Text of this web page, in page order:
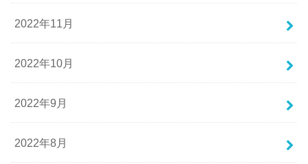
2022年11月
2022年10月
2022年9月
2022年8月